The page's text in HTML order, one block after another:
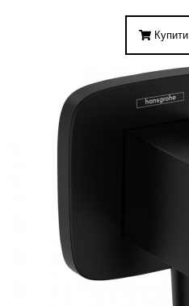
Купити